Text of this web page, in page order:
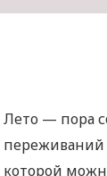
Лето — пора
переживаний
которой